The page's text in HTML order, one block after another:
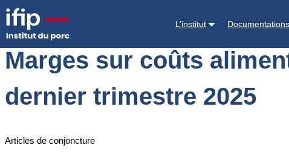
L’institut Documentations
Accueil Place des marchés
Marges sur coûts
dernier trimestre 2025
Articles de conjoncture